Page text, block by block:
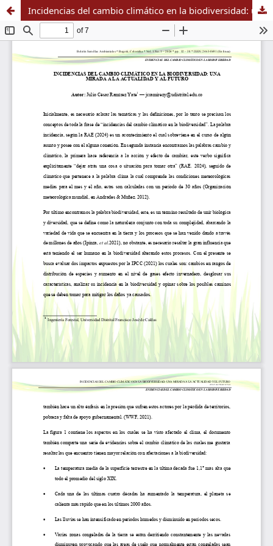
Incidencias del cambio climático en la biodiversidad: una mirada a la actualidad y al futuro